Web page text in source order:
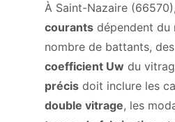
À Saint-Nazaire
courants dépendent du
nombre de battants,
coefficient Uw du
précis doit inclure les
double vitrage, les